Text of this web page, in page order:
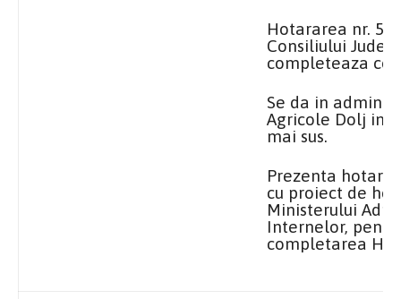
Hotararea nr.
Consiliului
completeaza
Se da in
Agricole Dolj
mai sus.
Prezenta
cu proiect de
Ministerului
Internelor,
completarea